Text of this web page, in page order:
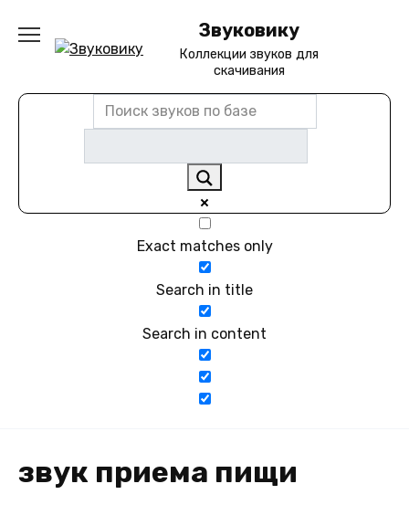
содержанию
Звуковику
Коллекции звуков для
скачивания
Exact matches only
Search in title
Search in content
звук приема пищи